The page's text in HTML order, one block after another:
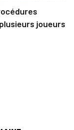
joueurs